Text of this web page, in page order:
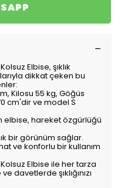
Elbise, şıklık
dikkat çeken bu
Kilosu 55 kg, Göğüs
cm'dir ve model S
elbise, hareket özgürlüğü
bir görünüm sağlar.
ve konforlu bir kullanım
Elbise ile her tarza
davetlerde şıklığınızı